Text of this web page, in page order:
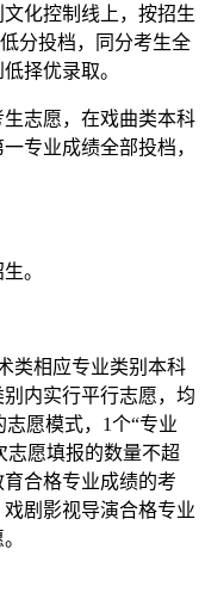
化控制线上，按招生
分投档，同分考生全
择优录取。
志愿，在戏曲类本科
专业成绩全部投档，
。
相应专业类别本科
内实行平行志愿，均
愿模式，1个“专业
志愿填报的数量不超
合格专业成绩的考
剧影视导演合格专业